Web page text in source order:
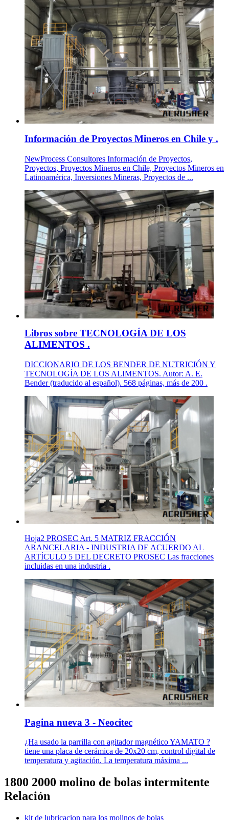
Información de Proyectos Mineros en Chile y .
NewProcess Consultores Información de Proyectos,
Proyectos, Proyectos Mineros en Chile, Proyectos Mineros en
Latinoamérica, Inversiones Mineras, Proyectos de ...
Libros sobre TECNOLOGÍA DE LOS
ALIMENTOS .
DICCIONARIO DE LOS BENDER DE NUTRICIÓN Y
TECNOLOGÍA DE LOS ALIMENTOS. Autor: A. E.
Bender (traducido al español). 568 páginas, más de 200 .
Hoja2 PROSEC Art. 5 MATRIZ FRACCIÓN
ARANCELARIA - INDUSTRIA DE ACUERDO AL
ARTÍCULO 5 DEL DECRETO PROSEC Las fracciones
incluidas en una industria .
Pagina nueva 3 - Neocitec
¿Ha usado la parrilla con agitador magnético YAMATO ?
tiene una placa de cerámica de 20x20 cm, control digital de
temperatura y agitación. La temperatura máxima ...
1800 2000 molino de bolas intermitente
Relación
kit de lubricacion para los molinos de bolas